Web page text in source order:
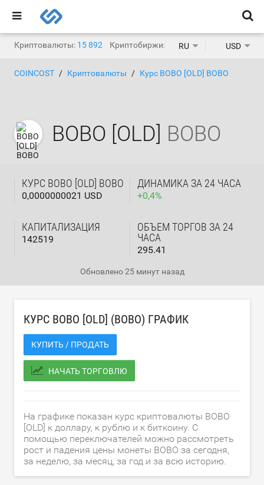
Криптовалюты: 15 892 Криптобиржи: 1 468
RU USD
COINCOST Криптовалюты Курс BOBO [OLD] BOBO
BOBO [OLD] BOBO
КУРС BOBO [OLD] BOBO
0,0000000021 USD
ДИНАМИКА ЗА 24 ЧАСА
+0,4%
КАПИТАЛИЗАЦИЯ
142519
ОБЪЕМ ТОРГОВ ЗА 24
ЧАСА
295.41
Обновлено25 минут назад
КУРС BOBO [OLD] (BOBO) ГРАФИК
КУПИТЬ / ПРОДАТЬ
НАЧАТЬ ТОРГОВЛЮ
На графике показан курс криптовалюты BOBO
[OLD] к доллару, к рублю и к биткоину. С
помощью переключателей можно рассмотреть
рост и падения цены монеты BOBO за сегодня,
за неделю, за месяц, за год и за всю историю.